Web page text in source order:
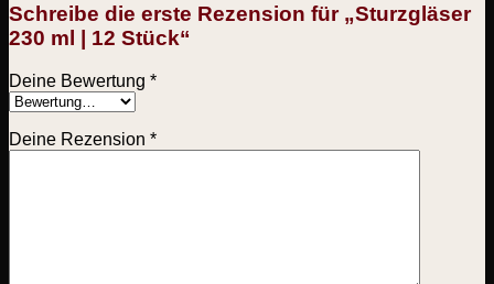
Schreibe die erste Rezension für „Sturzgläser
230 ml | 12 Stück“
Deine Bewertung *
Deine Rezension *